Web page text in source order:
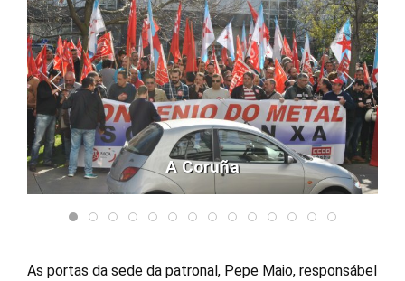
A Coruña
As portas da sede da patronal, Pepe Maio, responsábel